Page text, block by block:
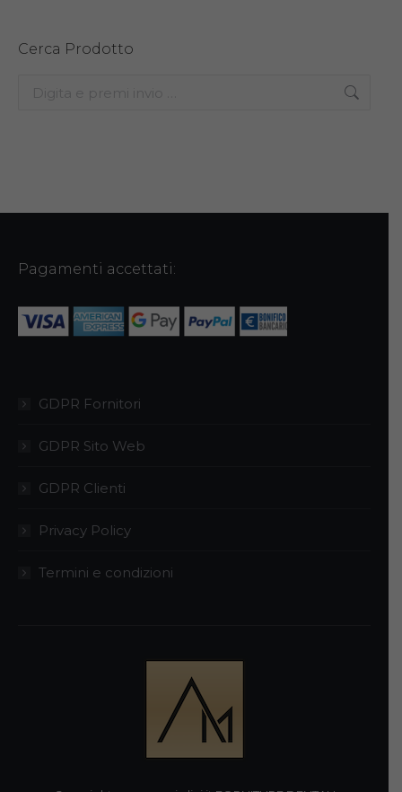
Cerca Prodotto
Pagamenti accettati:
GDPR Fornitori
GDPR Sito Web
GDPR Clienti
Privacy Policy
Termini e condizioni